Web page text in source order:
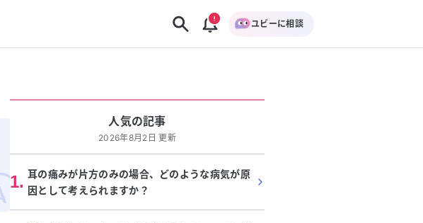
ユビーに相談
人気の記事
2026年8月2日 更新
1. 耳の痛みが片方のみの場合、どのような病気が原
因として考えられますか？